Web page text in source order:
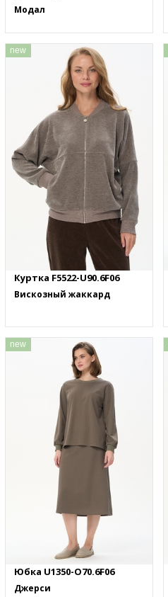
Модал
new
Куртка F5522-U90.6F06
Вискозный жаккард
new
Юбка U1350-O70.6F06
Джерси